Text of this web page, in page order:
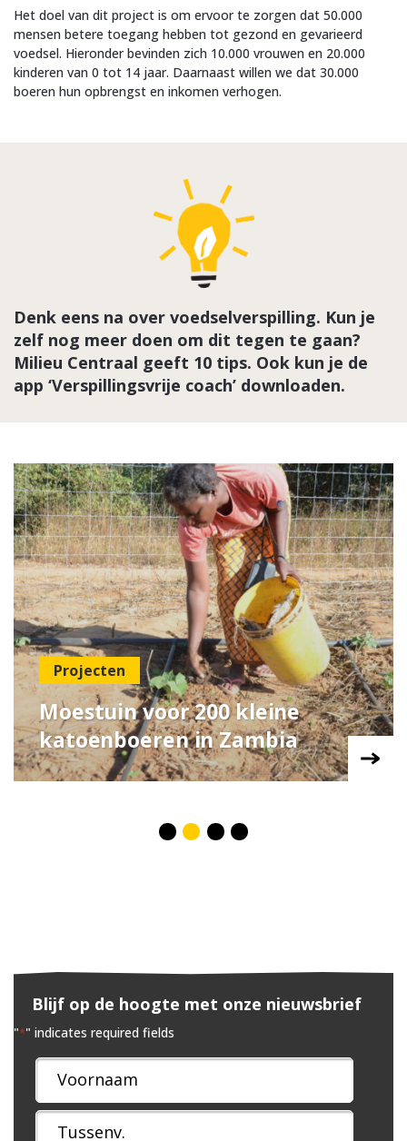
Het doel van dit project is om ervoor te zorgen dat 50.000
mensen betere toegang hebben tot gezond en gevarieerd
voedsel. Hieronder bevinden zich 10.000 vrouwen en 20.000
kinderen van 0 tot 14 jaar. Daarnaast willen we dat 30.000
boeren hun opbrengst en inkomen verhogen.
Denk eens na over voedselverspilling. Kun je
zelf nog meer doen om dit tegen te gaan?
Milieu Centraal geeft 10 tips. Ook kun je de
app ‘Verspillingsvrije coach’ downloaden.
Projecten
Moestuin voor 200 kleine
katoenboeren in Zambia
Blijf op de hoogte met onze nieuwsbrief
"*" indicates required fields
Naam
*